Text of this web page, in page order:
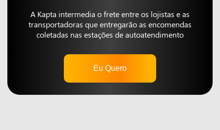
A Kapta intermedia o frete entre os lojistas e as
transportadoras que entregarão as encomendas
coletadas nas estações de autoatendimento
Eu Quero